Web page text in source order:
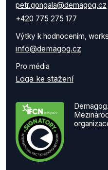
petr.gongala@demagog.cz
+420 775 275 177
Výtky k hodnocením,
info@demagog.cz
Pro média
Loga ke stažení